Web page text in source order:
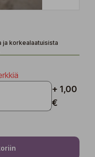
korkealaatuisista
+ 1,00
€